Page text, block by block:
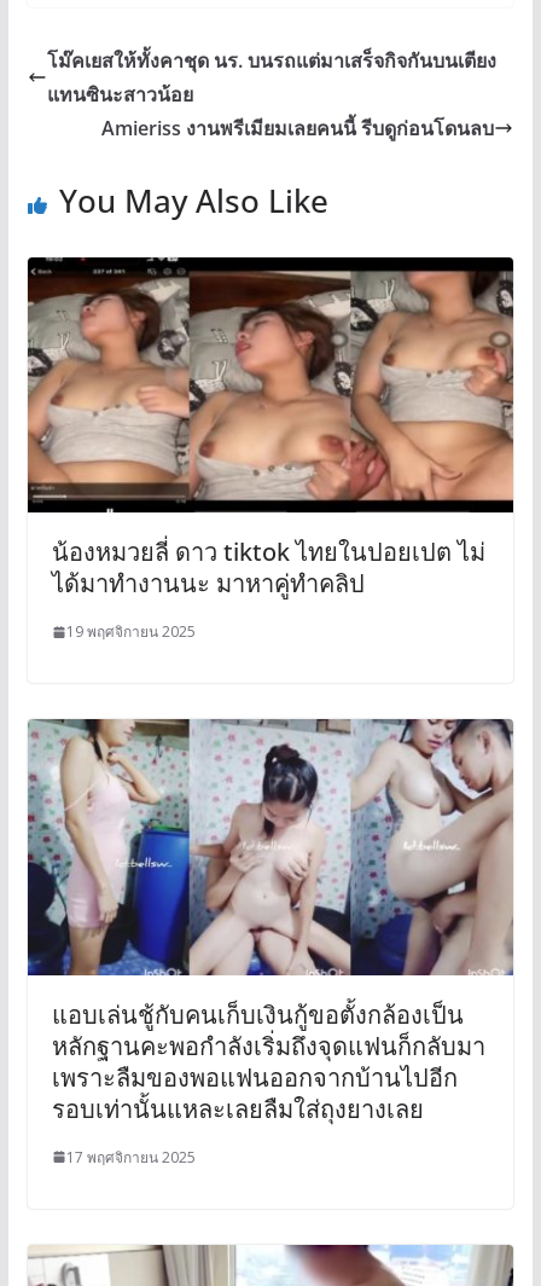
โม๊คเยสให้ทั้งคาชุด นร. บนรถแต่มาเสร็จกิจกันบนเตียง
แทนซินะสาวน้อย
Amieriss งานพรีเมียมเลยคนนี้ รีบดูก่อนโดนลบ
You May Also Like
น้องหมวยลี่ ดาว tiktok ไทยในปอยเปต ไม่
ได้มาทำงานนะ มาหาคู่ทำคลิป
19 พฤศจิกายน 2025
แอบเล่นชู้กับคนเก็บเงินกู้ขอตั้งกล้องเป็น
หลักฐานคะพอกำลังเริ่มถึงจุดแฟนก็กลับมา
เพราะลืมของพอแฟนออกจากบ้านไปอีก
รอบเท่านั้นแหละเลยลืมใส่ถุงยางเลย
17 พฤศจิกายน 2025